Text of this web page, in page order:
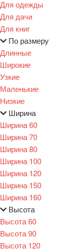
Для одежды
Для дачи
Для книг
По размеру
Длинные
Широкие
Узкие
Маленькие
Низкие
Ширина
Ширина 60
Ширина 70
Ширина 80
Ширина 100
Ширина 120
Ширина 150
Ширина 160
Высота
Высота 60
Высота 90
Высота 120